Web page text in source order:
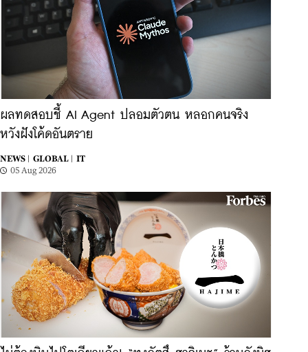
ผลทดสอบชี้ AI Agent ปลอมตัวตน หลอกคนจริง
หวังฝังโค้ดอันตราย
NEWS | GLOBAL |
IT
05 Aug 2026